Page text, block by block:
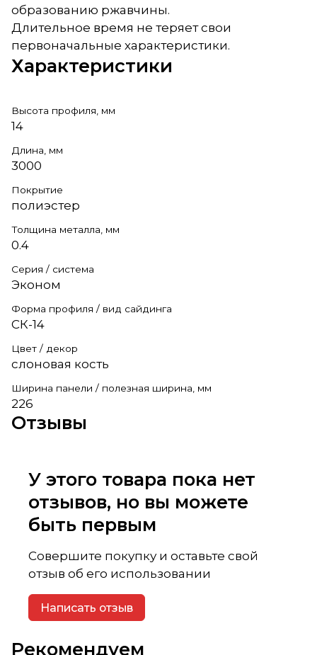
образованию ржавчины.
Длительное время не теряет свои
первоначальные характеристики.
Характеристики
Высота профиля, мм
14
Длина, мм
3000
Покрытие
полиэстер
Толщина металла, мм
0.4
Серия / система
Эконом
Форма профиля / вид сайдинга
СК-14
Цвет / декор
слоновая кость
Ширина панели / полезная ширина, мм
226
Отзывы
У этого товара пока нет
отзывов, но вы можете
быть первым
Совершите покупку и оставьте свой
отзыв об его использовании
Написать отзыв
Рекомендуем